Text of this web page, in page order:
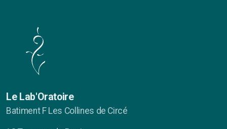
Le Lab'Oratoire
Batiment F Les Collines de Circé